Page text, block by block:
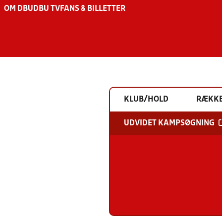
OM DBU DBU TV FANS & BILLETTER
KLUB/HOLD
UDVIDET KAMPSØGNING